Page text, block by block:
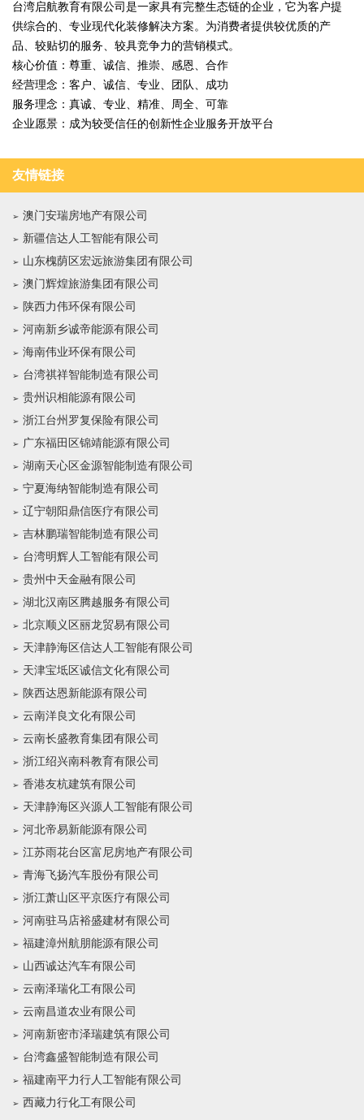
台湾启航教育有限公司是一家具有完整生态链的企业，它为客户提
供综合的、专业现代化装修解决方案。为消费者提供较优质的产
品、较贴切的服务、较具竞争力的营销模式。
核心价值：尊重、诚信、推崇、感恩、合作
经营理念：客户、诚信、专业、团队、成功
服务理念：真诚、专业、精准、周全、可靠
企业愿景：成为较受信任的创新性企业服务开放平台
友情链接
澳门安瑞房地产有限公司
新疆信达人工智能有限公司
山东槐荫区宏远旅游集团有限公司
澳门辉煌旅游集团有限公司
陕西力伟环保有限公司
河南新乡诚帝能源有限公司
海南伟业环保有限公司
台湾祺祥智能制造有限公司
贵州识相能源有限公司
浙江台州罗复保险有限公司
广东福田区锦靖能源有限公司
湖南天心区金源智能制造有限公司
宁夏海纳智能制造有限公司
辽宁朝阳鼎信医疗有限公司
吉林鹏瑞智能制造有限公司
台湾明辉人工智能有限公司
贵州中天金融有限公司
湖北汉南区腾越服务有限公司
北京顺义区丽龙贸易有限公司
天津静海区信达人工智能有限公司
天津宝坻区诚信文化有限公司
陕西达恩新能源有限公司
云南洋良文化有限公司
云南长盛教育集团有限公司
浙江绍兴南科教育有限公司
香港友杭建筑有限公司
天津静海区兴源人工智能有限公司
河北帝易新能源有限公司
江苏雨花台区富尼房地产有限公司
青海飞扬汽车股份有限公司
浙江萧山区平京医疗有限公司
河南驻马店裕盛建材有限公司
福建漳州航朋能源有限公司
山西诚达汽车有限公司
云南泽瑞化工有限公司
云南昌道农业有限公司
河南新密市泽瑞建筑有限公司
台湾鑫盛智能制造有限公司
福建南平力行人工智能有限公司
西藏力行化工有限公司